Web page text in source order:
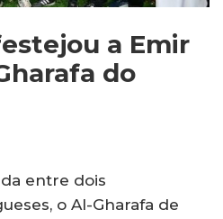
a Emir
do
entre dois
o Al-Gharafa de